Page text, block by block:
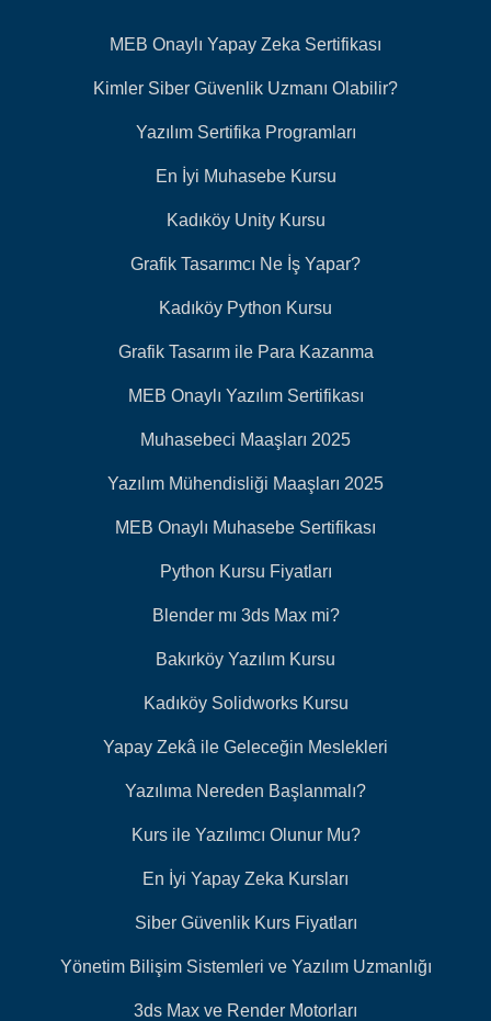
MEB Onaylı Yapay Zeka Sertifikası
Kimler Siber Güvenlik Uzmanı Olabilir?
Yazılım Sertifika Programları
En İyi Muhasebe Kursu
Kadıköy Unity Kursu
Grafik Tasarımcı Ne İş Yapar?
Kadıköy Python Kursu
Grafik Tasarım ile Para Kazanma
MEB Onaylı Yazılım Sertifikası
Muhasebeci Maaşları 2025
Yazılım Mühendisliği Maaşları 2025
MEB Onaylı Muhasebe Sertifikası
Python Kursu Fiyatları
Blender mı 3ds Max mi?
Bakırköy Yazılım Kursu
Kadıköy Solidworks Kursu
Yapay Zekâ ile Geleceğin Meslekleri
Yazılıma Nereden Başlanmalı?
Kurs ile Yazılımcı Olunur Mu?
En İyi Yapay Zeka Kursları
Siber Güvenlik Kurs Fiyatları
Yönetim Bilişim Sistemleri ve Yazılım Uzmanlığı
3ds Max ve Render Motorları